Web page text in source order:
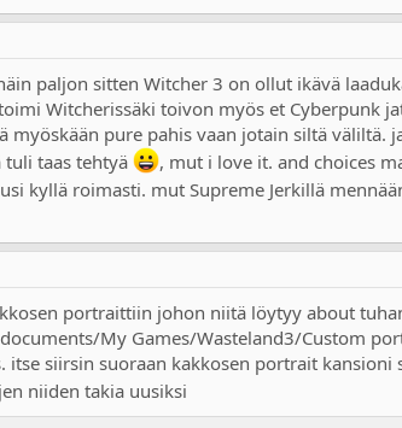
paljon sitten Witcher 3 on ollut ikävä
Witcherissäki toivon myös et Cyberpunk
pure pahis vaan jotain siltä väliltä.
taas tehtyä
, mut i love it. and choices
kyllä roimasti. mut Supreme Jerkillä
portraittiin johon niitä löytyy about
My Games/Wasteland3/Custom
siirsin suoraan kakkosen portrait kansioni
niiden takia uusiksi